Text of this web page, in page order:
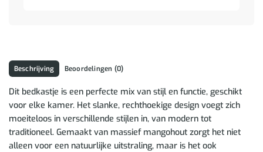
Beschrijving Beoordelingen (0)
Dit bedkastje is een perfecte mix van stijl en functie, geschikt
voor elke kamer. Het slanke, rechthoekige design voegt zich
moeiteloos in verschillende stijlen in, van modern tot
traditioneel. Gemaakt van massief mangohout zorgt het niet
alleen voor een natuurlijke uitstraling, maar is het ook